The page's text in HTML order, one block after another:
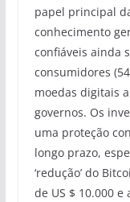
papel principal
conhecimento
confiáveis ​​ainda
consumidores
moedas digitais
governos. Os
uma proteção
longo prazo,
‘redução’ do
de US $ 10.000 e